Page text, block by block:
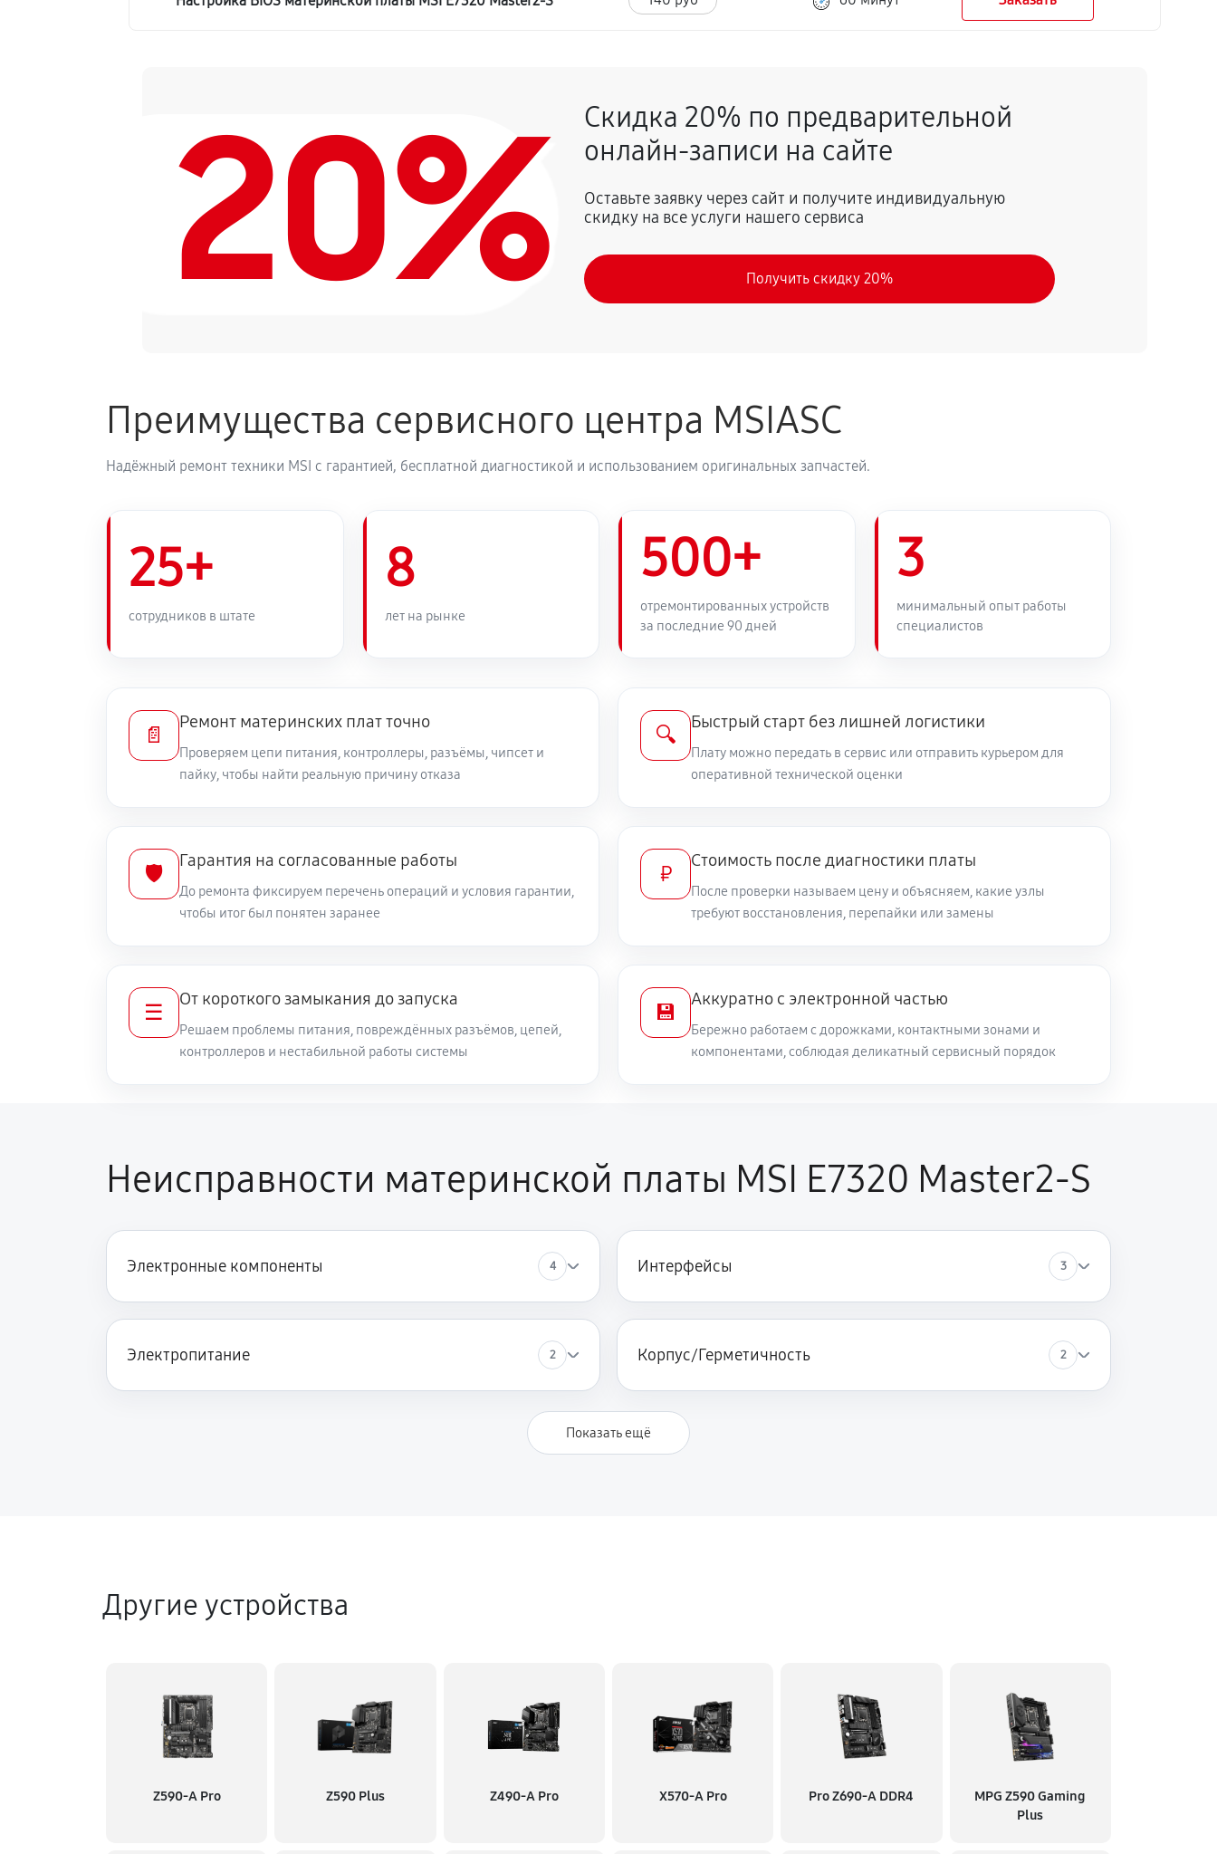
20%
Скидка 20% по предварительной
онлайн-записи на сайте
Оставьте заявку через сайт и получите индивидуальную
скидку на все услуги нашего сервиса
Получить скидку 20%
Преимущества сервисного центра MSIASC
Надёжный ремонт техники MSI с гарантией, бесплатной диагностикой и использованием оригинальных запчастей.
25+
сотрудников в штате
8
лет на рынке
500+
отремонтированных устройств
за последние 90 дней
3
минимальный опыт работы
специалистов
📄
Ремонт материнских плат точно
Проверяем цепи питания, контроллеры, разъёмы, чипсет и
пайку, чтобы найти реальную причину отказа
🔍
Быстрый старт без лишней логистики
Плату можно передать в сервис или отправить курьером для
оперативной технической оценки
🛡️
Гарантия на согласованные работы
До ремонта фиксируем перечень операций и условия гарантии,
чтобы итог был понятен заранее
₽
Стоимость после диагностики платы
После проверки называем цену и объясняем, какие узлы
требуют восстановления, перепайки или замены
☰
От короткого замыкания до запуска
Решаем проблемы питания, повреждённых разъёмов, цепей,
контроллеров и нестабильной работы системы
💾
Аккуратно с электронной частью
Бережно работаем с дорожками, контактными зонами и
компонентами, соблюдая деликатный сервисный порядок
Неисправности материнской платы MSI E7320 Master2-S
Электронные компоненты 4 Интерфейсы 3
Электропитание 2 Корпус/Герметичность 2
Показать ещё
Другие устройства
Z590-A Pro Z590 Plus Z490-A Pro X570-A Pro Pro Z690-A DDR4
MPG Z590 Gaming
Plus